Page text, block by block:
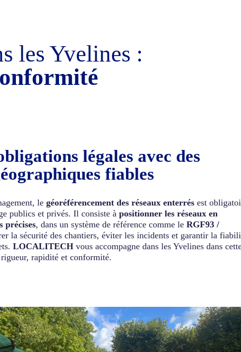
les Yvelines :
légales avec des
fiables
le géoréférencement des réseaux enterrésest
publics et privés. Il consiste à positionner les réseaux en
précises, dans un système de référence comme le RGF93 /
la sécurité des chantiers, éviter les incidents et garantir la
LOCALITECHvous accompagne dans les Yvelines dans
rapidité et conformité.